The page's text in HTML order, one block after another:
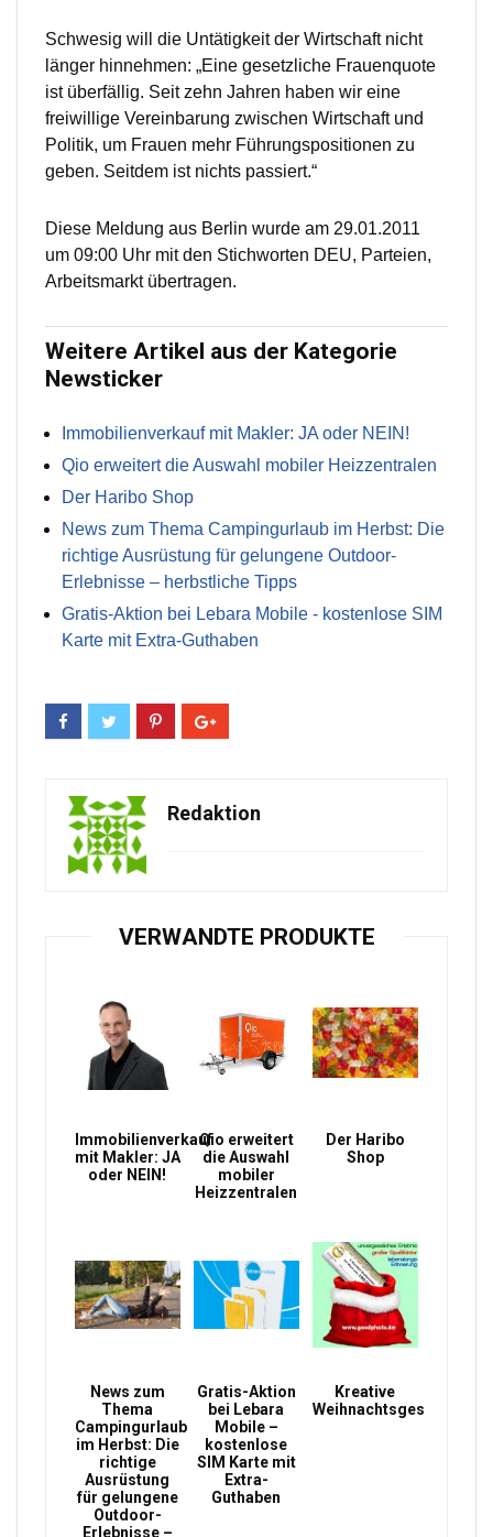
Schwesig will die Untätigkeit der Wirtschaft nicht
länger hinnehmen: „Eine gesetzliche Frauenquote
ist überfällig. Seit zehn Jahren haben wir eine
freiwillige Vereinbarung zwischen Wirtschaft und
Politik, um Frauen mehr Führungspositionen zu
geben. Seitdem ist nichts passiert.“
Diese Meldung aus Berlin wurde am 29.01.2011
um 09:00 Uhr mit den Stichworten DEU, Parteien,
Arbeitsmarkt übertragen.
Weitere Artikel aus der Kategorie
Newsticker
Immobilienverkauf mit Makler: JA oder NEIN!
Qio erweitert die Auswahl mobiler Heizzentralen
Der Haribo Shop
News zum Thema Campingurlaub im Herbst: Die
richtige Ausrüstung für gelungene Outdoor-
Erlebnisse – herbstliche Tipps
Gratis-Aktion bei Lebara Mobile - kostenlose SIM
Karte mit Extra-Guthaben
Redaktion
VERWANDTE PRODUKTE
Immobilienverkauf
mit Makler: JA
oder NEIN!
Qio erweitert
die Auswahl
mobiler
Heizzentralen
Der Haribo
Shop
News zum
Thema
Campingurlaub
im Herbst: Die
richtige
Ausrüstung
für gelungene
Outdoor-
Erlebnisse –
Gratis-Aktion
bei Lebara
Mobile –
kostenlose
SIM Karte mit
Extra-
Guthaben
Kreative
Weihnachtsgeschenke